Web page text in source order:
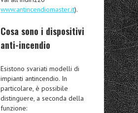
www.antincendiomaster.it).
Cosa sono i dispositivi
anti-incendio
Esistono svariati modelli di
impianti antincendio. In
particolare, è possibile
distinguere, a seconda della
funzione: